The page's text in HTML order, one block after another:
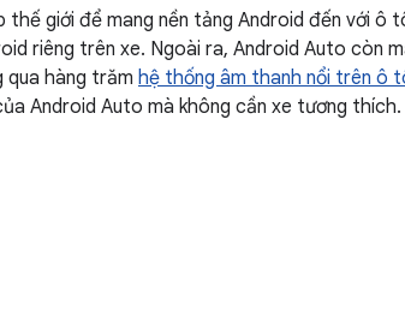
giới để mang nền tảng Android đến với
riêng trên xe. Ngoài ra, Android Auto
qua hàng trăm hệ thống âm thanh nổi trên ô
Android Auto mà không cần xe tương thích.